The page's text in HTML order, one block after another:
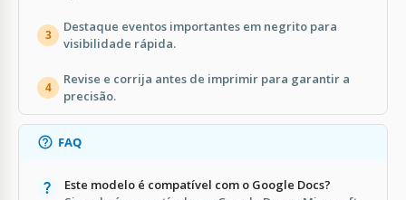
3
Destaque eventos importantes em negrito para
visibilidade rápida.
4
Revise e corrija antes de imprimir para garantir a
precisão.
FAQ
Este modelo é compatível com o Google Docs?